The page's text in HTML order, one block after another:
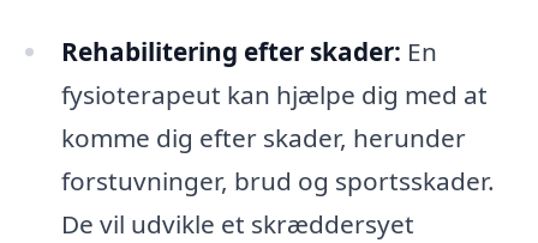
Rehabilitering efter skader: En
fysioterapeut kan hjælpe dig med at
komme dig efter skader, herunder
forstuvninger, brud og sportsskader.
De vil udvikle et skræddersyet